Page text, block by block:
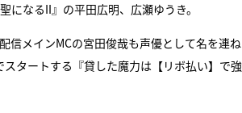
なるII』の平田広明、広瀬ゆうき。
メインMCの宮田俊哉も声優として名を連
タートする『貸した魔力は【リボ払い】で